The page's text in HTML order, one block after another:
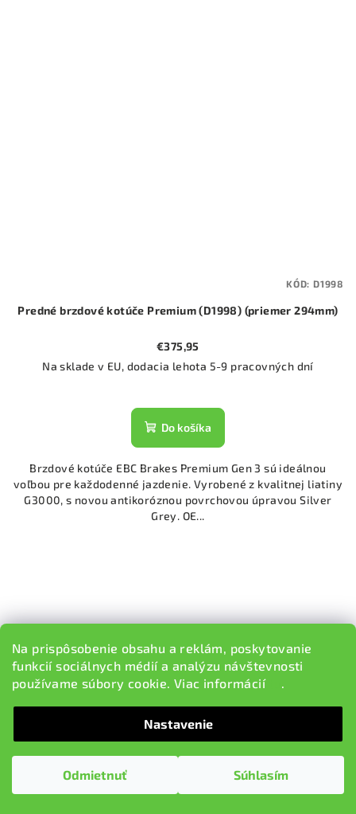
Na prispôsobenie obsahu a reklám, poskytovanie
funkcií sociálnych médií a analýzu návštevnosti
používame súbory cookie. Viac informácií
.
Nastavenie
Odmietnuť Súhlasím
Predné brzdové kotúče Premium (D1998) (priemer 294mm)
€375,95
Na sklade v EU, dodacia lehota 5-9 pracovných dní
Do košíka
Brzdové kotúče EBC Brakes Premium Gen 3 sú ideálnou
voľbou pre každodenné jazdenie. Vyrobené z kvalitnej liatiny
G3000, s novou antikoróznou povrchovou úpravou Silver
Grey. OE...
KÓD: D1998